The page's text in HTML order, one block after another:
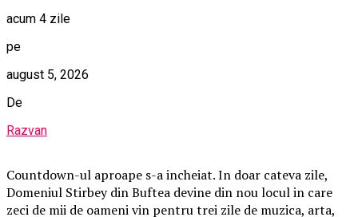
acum 4 zile
pe
august 5, 2026
De
Razvan
Countdown-ul aproape s-a incheiat. In doar cateva zile,
Domeniul Stirbey din Buftea devine din nou locul in care
zeci de mii de oameni vin pentru trei zile de muzica, arta,